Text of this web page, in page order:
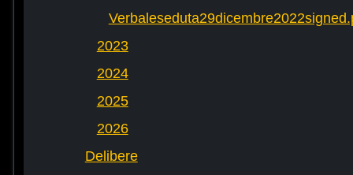
2023
2024
2025
2026
Delibere